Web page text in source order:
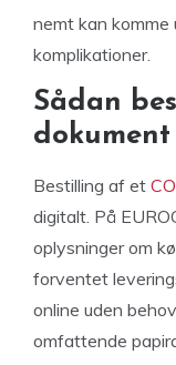
nemt kan komme
komplikationer.
Sådan
Bestilling af et
digitalt. På
oplysninger om
forventet
online uden
omfattende